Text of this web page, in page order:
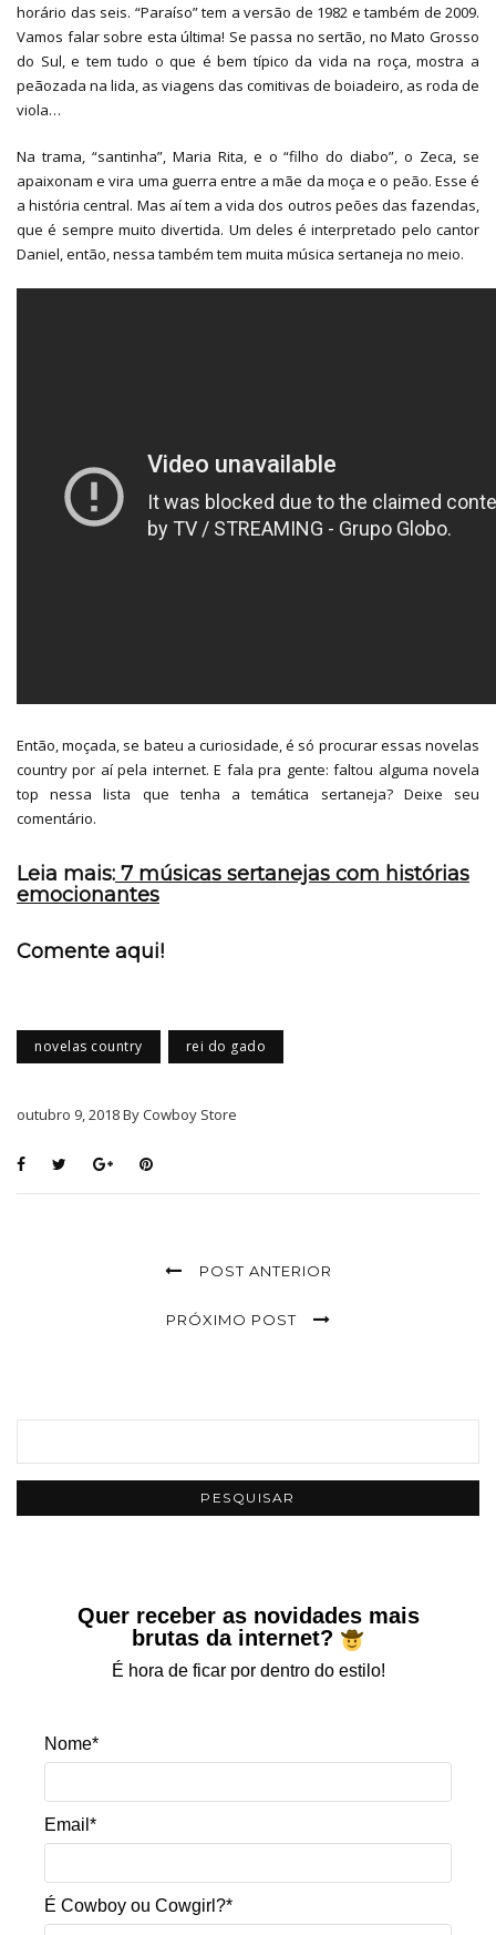
horário das seis. “Paraíso” tem a versão de 1982 e também de 2009.
Vamos falar sobre esta última! Se passa no sertão, no Mato Grosso
do Sul, e tem tudo o que é bem típico da vida na roça, mostra a
peãozada na lida, as viagens das comitivas de boiadeiro, as roda de
viola…
Na trama, “santinha”, Maria Rita, e o “filho do diabo”, o Zeca, se
apaixonam e vira uma guerra entre a mãe da moça e o peão. Esse é
a história central. Mas aí tem a vida dos outros peões das fazendas,
que é sempre muito divertida. Um deles é interpretado pelo cantor
Daniel, então, nessa também tem muita música sertaneja no meio.
Então, moçada, se bateu a curiosidade, é só procurar essas novelas
country por aí pela internet. E fala pra gente: faltou alguma novela
top nessa lista que tenha a temática sertaneja? Deixe seu
comentário.
Leia mais: 7 músicas sertanejas com histórias
emocionantes
Comente aqui!
novelas country rei do gado
outubro 9, 2018 By Cowboy Store
POST ANTERIOR
PRÓXIMO POST
Quer receber as novidades mais
brutas da internet?
É hora de ficar por dentro do estilo!
Nome*
Email*
É Cowboy ou Cowgirl?*